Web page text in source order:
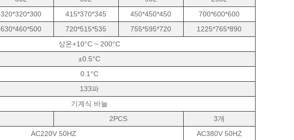
320*320*300 415*370*345 450*450*450
700*600*600
630*460*500 720*515*535 755*595*720
1225*765*890
상온+10°C ~ 200°C
±0.5°C
0.1°C
133파
기계식 바늘
2PCS
3개
AC220V 50HZ
AC380V 50HZ